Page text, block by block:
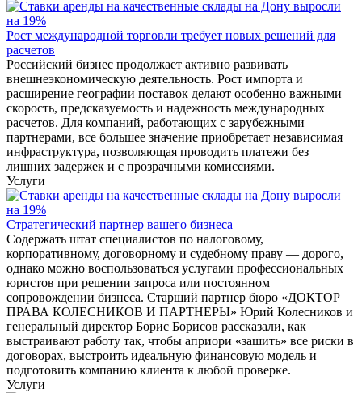
Рост международной торговли требует новых решений для
расчетов
Российский бизнес продолжает активно развивать
внешнеэкономическую деятельность. Рост импорта и
расширение географии поставок делают особенно важными
скорость, предсказуемость и надежность международных
расчетов. Для компаний, работающих с зарубежными
партнерами, все большее значение приобретает независимая
инфраструктура, позволяющая проводить платежи без
лишних задержек и с прозрачными комиссиями.
Услуги
Стратегический партнер вашего бизнеса
Содержать штат специалистов по налоговому,
корпоративному, договорному и судебному праву — дорого,
однако можно воспользоваться услугами профессиональных
юристов при решении запроса или постоянном
сопровождении бизнеса. Старший партнер бюро «ДОКТОР
ПРАВА КОЛЕСНИКОВ И ПАРТНЕРЫ» Юрий Колесников и
генеральный директор Борис Борисов рассказали, как
выстраивают работу так, чтобы априори «зашить» все риски в
договорах, выстроить идеальную финансовую модель и
подготовить компанию клиента к любой проверке.
Услуги